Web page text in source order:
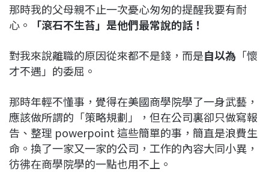
那時我的父母親不止一次憂心匆匆的提醒我要有耐
心。
「滾石不生苔」是他們最常說的話！
對我來說離職的原因從來都不是錢，而是自以為 「懷
才不遇」的委屈。
那時年輕不懂事，覺得在美國商學院學了一身武藝，
應該做所謂的「策略規劃」，但在公司裏卻只做寫報
告、整理 powerpoint 這些簡單的事，簡直是浪費生
命。換了一家又一家的公司，工作的內容大同小異，
彷彿在商學院學的一點也用不上。